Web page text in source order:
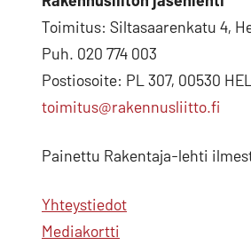
Toimitus: Siltasaarenkatu 4,
Puh. 020 774 003
Postiosoite: PL 307, 00530
toimitus@rakennusliitto.fi
Painettu Rakentaja-lehti
Yhteystiedot
Mediakortti